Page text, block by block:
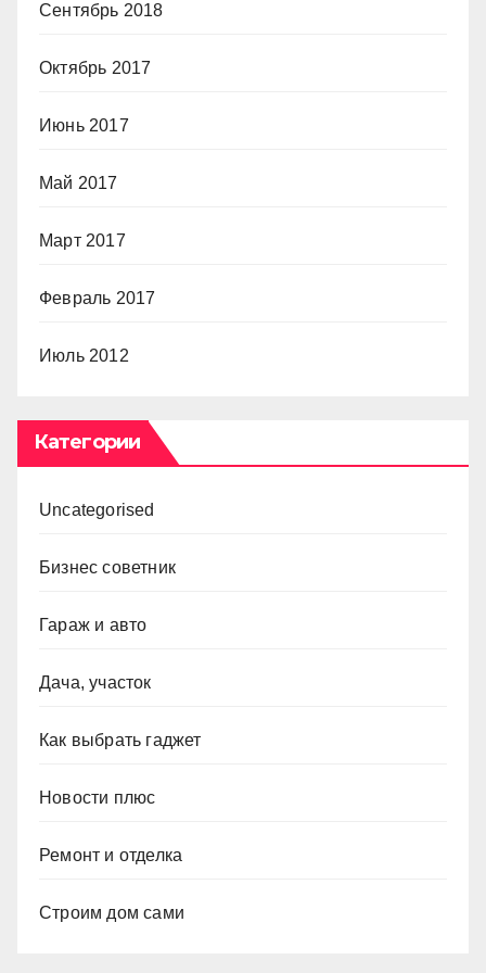
Сентябрь 2018
Октябрь 2017
Июнь 2017
Май 2017
Март 2017
Февраль 2017
Июль 2012
Категории
Uncategorised
Бизнес советник
Гараж и авто
Дача, участок
Как выбрать гаджет
Новости плюс
Ремонт и отделка
Строим дом сами